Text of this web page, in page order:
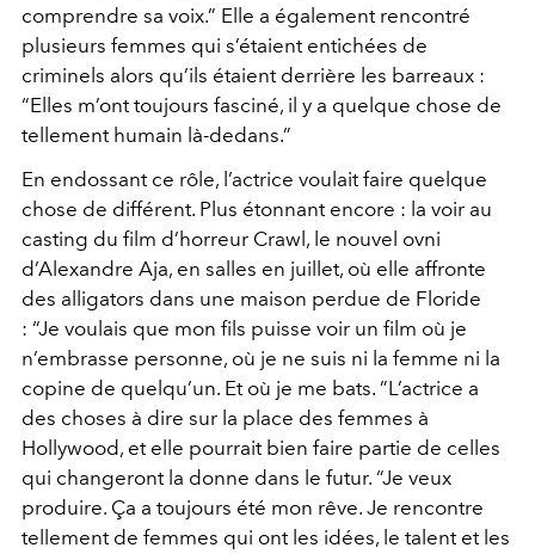
comprendre sa voix.” Elle a également rencontré
plusieurs femmes qui s’étaient entichées de
criminels alors qu’ils étaient derrière les barreaux :
“Elles m’ont toujours fasciné, il y a quelque chose de
tellement humain là-dedans.”
En endossant ce rôle, l’actrice voulait faire quelque
chose de différent. Plus étonnant encore : la voir au
casting du film d’horreur Crawl, le nouvel ovni
d’Alexandre Aja, en salles en juillet, où elle affronte
des alligators dans une maison perdue de Floride
: “Je voulais que mon fils puisse voir un film où je
n’embrasse personne, où je ne suis ni la femme ni la
copine de quelqu’un. Et où je me bats. ”L’actrice a
des choses à dire sur la place des femmes à
Hollywood, et elle pourrait bien faire partie de celles
qui changeront la donne dans le futur. “Je veux
produire. Ça a toujours été mon rêve. Je rencontre
tellement de femmes qui ont les idées, le talent et les